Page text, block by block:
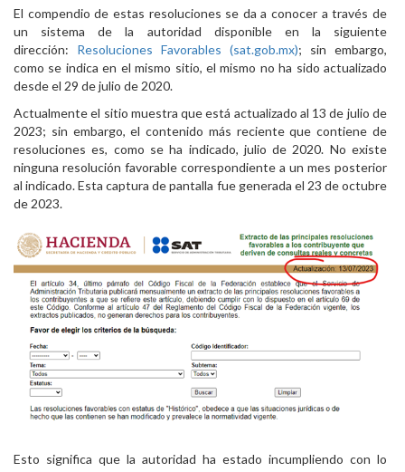
El compendio de estas resoluciones se da a conocer a través de
un sistema de la autoridad disponible en la siguiente
dirección: Resoluciones Favorables (sat.gob.mx); sin embargo,
como se indica en el mismo sitio, el mismo no ha sido actualizado
desde el 29 de julio de 2020.
Actualmente el sitio muestra que está actualizado al 13 de julio de
2023; sin embargo, el contenido más reciente que contiene de
resoluciones es, como se ha indicado, julio de 2020. No existe
ninguna resolución favorable correspondiente a un mes posterior
al indicado. Esta captura de pantalla fue generada el 23 de octubre
de 2023.
Esto significa que la autoridad ha estado incumpliendo con lo